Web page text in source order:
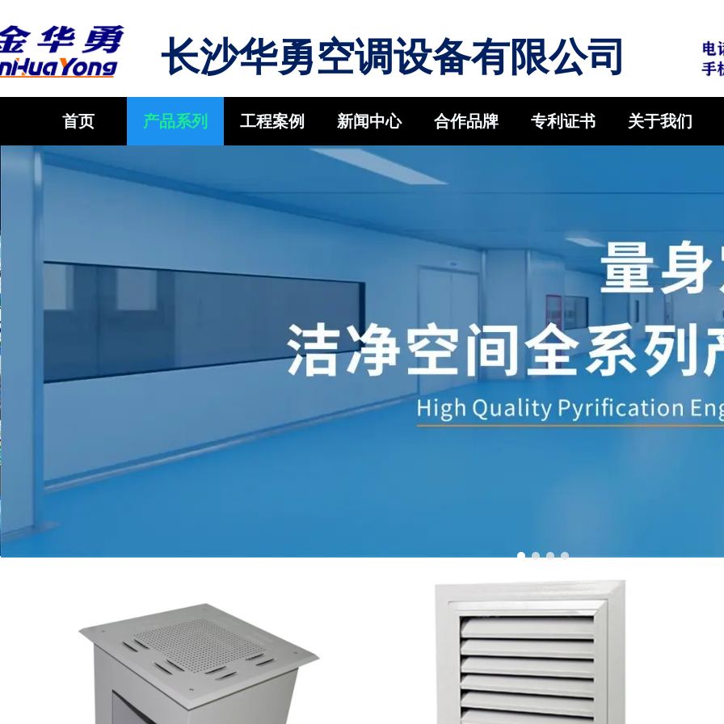
长沙华勇空调设备有限公司
首页 产品系列 工程案例 新闻中心 合作品牌 专利证书 关于我们
1 2 3 4